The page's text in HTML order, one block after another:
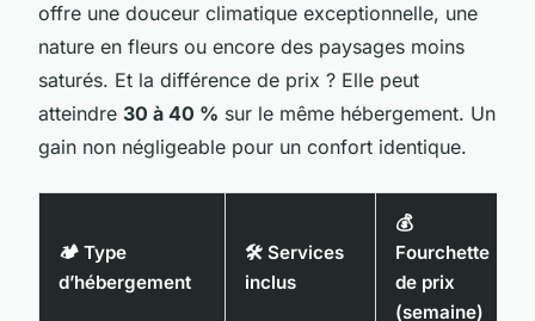
offre une douceur climatique exceptionnelle, une
nature en fleurs ou encore des paysages moins
saturés. Et la différence de prix ? Elle peut
atteindre 30 à 40 % sur le même hébergement. Un
gain non négligeable pour un confort identique.
🏕️ Type
d’hébergement
🛠️ Services
inclus
💰
Fourchette
de prix
(semaine)